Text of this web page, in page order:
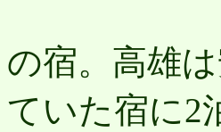
の宿。高雄
ていた宿に2